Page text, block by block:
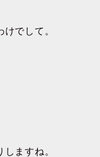
でして。
ますね。